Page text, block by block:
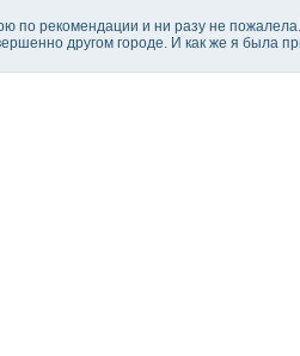
по рекомендации и ни разу не
другом городе. И как же я была